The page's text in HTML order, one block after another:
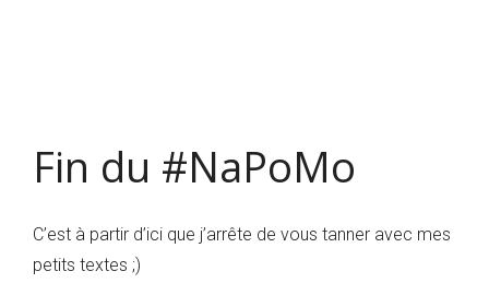
Fin du #NaPoMo
C’est à partir d’ici que j’arrête de vous tanner avec mes
petits textes ;)